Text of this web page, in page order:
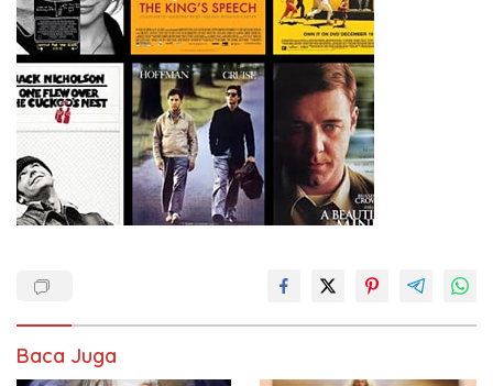
Baca Juga